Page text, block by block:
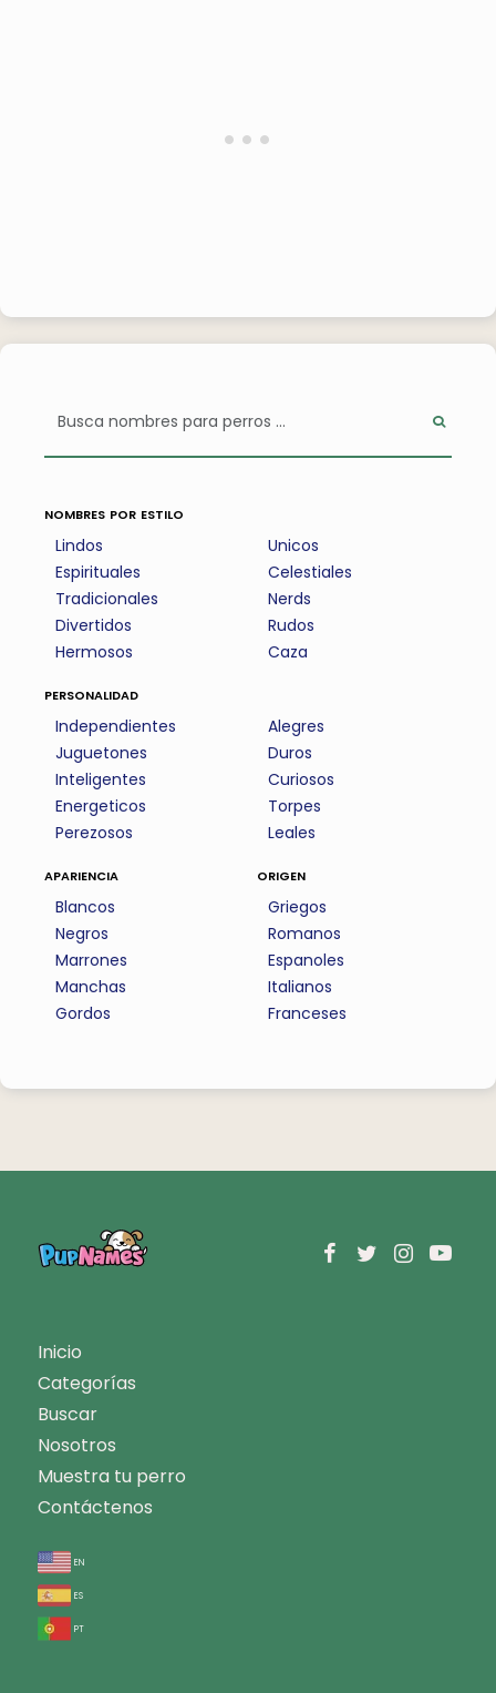
nombres por estilo
Lindos
Espirituales
Tradicionales
Divertidos
Hermosos
Unicos
Celestiales
Nerds
Rudos
Caza
personalidad
Independientes
Juguetones
Inteligentes
Energeticos
Perezosos
Alegres
Duros
Curiosos
Torpes
Leales
apariencia
Blancos
Negros
Marrones
Manchas
Gordos
origen
Griegos
Romanos
Espanoles
Italianos
Franceses
Inicio
Categorías
Buscar
Nosotros
Muestra tu perro
Contáctenos
en
es
pt